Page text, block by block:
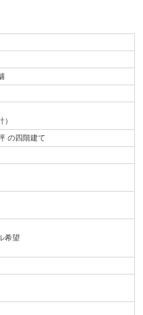
の四階建て
希望